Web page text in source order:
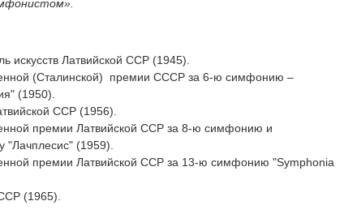
искусств Латвийской ССР (1945).
(Сталинской) премии СССР за 6-ю симфонию –
(1950).
ССР (1956).
премии Латвийской ССР за 8-ю симфонию и
(1959).
премии Латвийской ССР за 13-ю симфонию "Symphonia
(1965).